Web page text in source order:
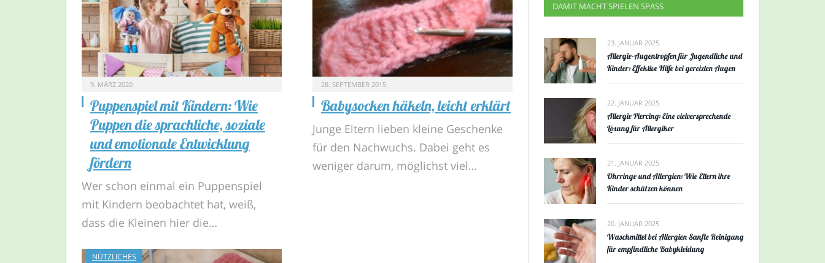
9. MÄRZ 2020
Puppenspiel mit Kindern: Wie
Puppen die sprachliche, soziale
und emotionale Entwicklung
fördern
Wer schon einmal ein Puppenspiel
mit Kindern beobachtet hat, weiß,
dass die Kleinen hier die…
28. SEPTEMBER 2015
Babysocken häkeln, leicht erklärt
Junge Eltern lieben kleine Geschenke
für den Nachwuchs. Dabei geht es
weniger darum, möglichst viel…
NÜTZLICHES
DAMIT MACHT SPIELEN SPASS
23. JANUAR 2025
Allergie-Augentropfen für Jugendliche und
Kinder: Effektive Hilfe bei gereizten Augen
22. JANUAR 2025
Allergie Piercing: Eine vielversprechende
Lösung für Allergiker
21. JANUAR 2025
Ohrringe und Allergien: Wie Eltern ihre
Kinder schützen können
20. JANUAR 2025
Waschmittel bei Allergien Sanfte Reinigung
für empfindliche Babykleidung